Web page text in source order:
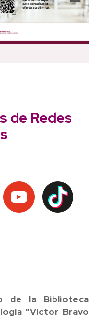
de Redes
de la Biblioteca
"Víctor Bravo